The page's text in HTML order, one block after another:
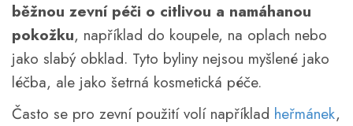
běžnou zevní péči o citlivou a namáhanou
pokožku, například do koupele, na oplach nebo
jako slabý obklad. Tyto byliny nejsou myšlené jako
léčba, ale jako šetrná kosmetická péče.
Často se pro zevní použití volí například heřmánek,